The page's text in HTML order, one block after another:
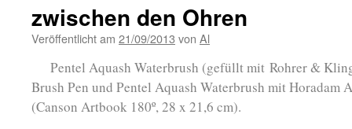
zwischen den Ohren
Veröffentlicht am 21/09/2013 von Al
Pentel Aquash Waterbrush (gefüllt mit Rohrer &
Brush Pen und Pentel Aquash Waterbrush mit Horadam
(Canson Artbook 180º, 28 x 21,6 cm).